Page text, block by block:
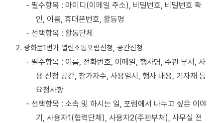
- 필수항목 : 아이디(이메일 주소), 비밀번호, 비밀번호 확
인, 이름, 휴대폰번호, 활동명
- 선택항목 : 활동단체
2. 광화문1번가 열린소통포럼신청, 공간신청
- 필수항목 : 이름, 전화번호, 이메일, 행사명, 주관 부서, 사
용 신청 공간, 참가자수, 사용일시, 행사 내용, 기자재 등
요청사항
- 선택항목 : 소속 및 하시는 일, 포럼에서 나누고 싶은 이야
기, 사용자1(협력단체), 사용자2(주관부처), 사무실 전